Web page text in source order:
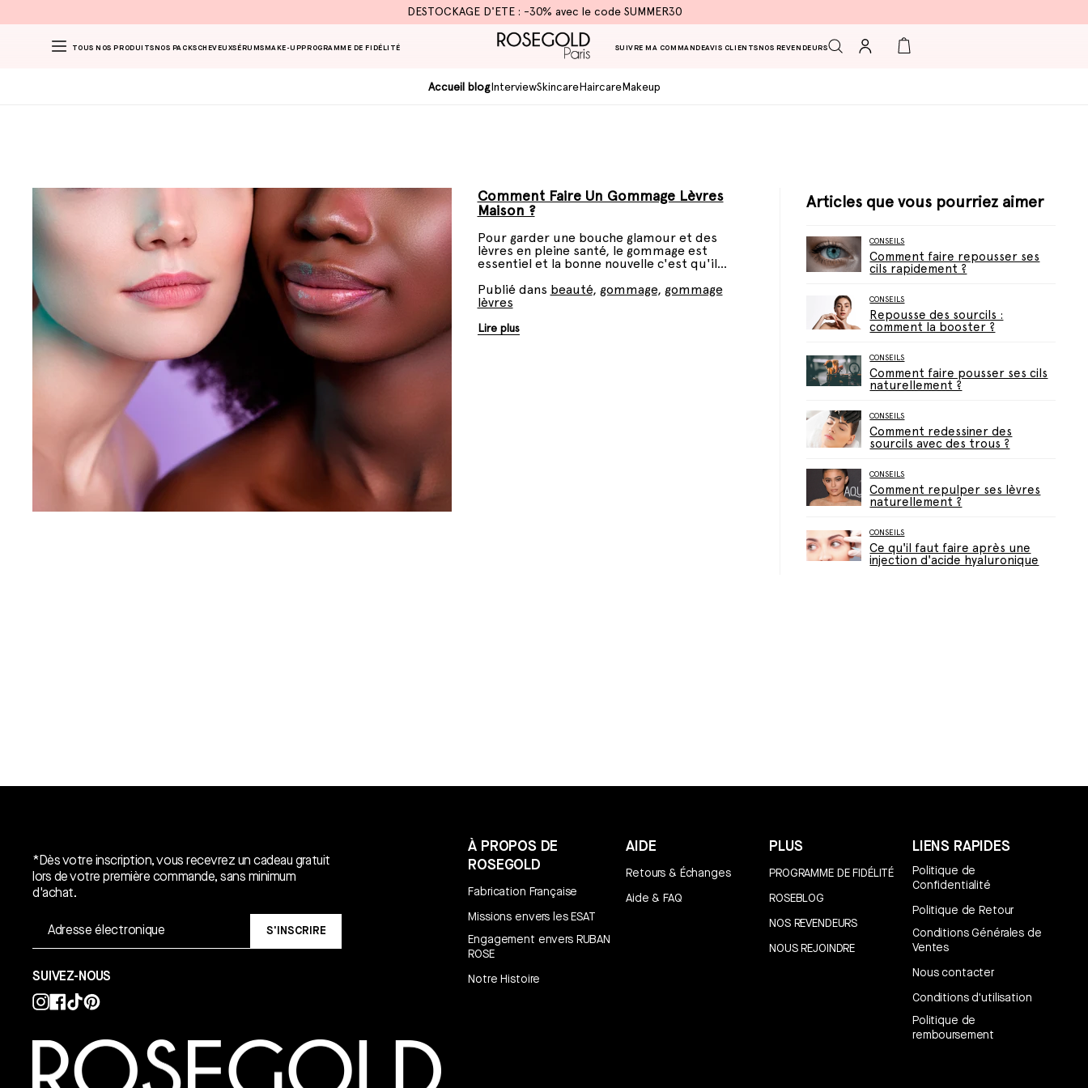
DESTOCKAGE D'ETE : -30% avec le code SUMMER30
TOUS NOS PRODUITSNOS PACKSCHEVEUXSÉRUMSMAKE-UPPROGRAMME DE FIDÉLITÉ SUIVRE MA COMMANDEAVIS CLIENTSNOS REVENDEURS Connexion Panier
Accueil blogInterviewSkincareHaircareMakeup
Comment Faire Un Gommage Lèvres
Maison ?
Pour garder une bouche glamour et des
lèvres en pleine santé, le gommage est
essentiel et la bonne nouvelle c'est qu'il
Publié dans beauté, gommage, gommage
lèvres
Lire plus
Articles que vous pourriez aimer
CONSEILS
Comment faire repousser ses
cils rapidement ?
CONSEILS
Repousse des sourcils :
comment la booster ?
CONSEILS
Comment faire pousser ses cils
naturellement ?
CONSEILS
Comment redessiner des
sourcils avec des trous ?
CONSEILS
Comment repulper ses lèvres
naturellement ?
CONSEILS
Ce qu'il faut faire après une
injection d'acide hyaluronique
*Dès votre inscription, vous recevrez un cadeau gratuit
lors de votre première commande, sans minimum
d'achat.
S'INSCRIRE
SUIVEZ-NOUS
Instagram
Facebook
TikTokPinterest
À PROPOS DE
ROSEGOLD
Fabrication Française
Missions envers les ESAT
Engagement envers RUBAN
ROSE
Notre Histoire
AIDE
Retours & Échanges
Aide & FAQ
PLUS
PROGRAMME DE FIDÉLITÉ
ROSEBLOG
NOS REVENDEURS
NOUS REJOINDRE
LIENS RAPIDES
Politique de
Confidentialité
Politique de Retour
Conditions Générales de
Ventes
Nous contacter
Conditions d'utilisation
Politique de
remboursement